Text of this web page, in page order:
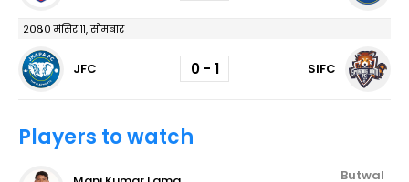
२०८० मंसिर ११, सोमबार
JFC 0 - 1 SIFC
Players to watch
Butwal